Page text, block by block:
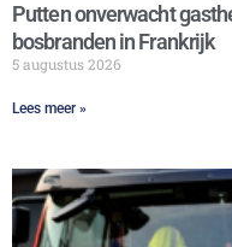
Putten onverwacht
bosbranden in Frankrijk
5 augustus 2026
Lees meer »